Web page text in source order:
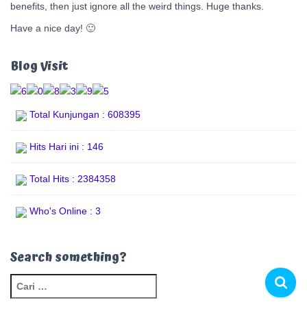
benefits, then just ignore all the weird things. Huge thanks.
Have a nice day! 🙂
Blog Visit
Total Kunjungan : 608395
Hits Hari ini : 146
Total Hits : 2384358
Who's Online : 3
Search something?
a